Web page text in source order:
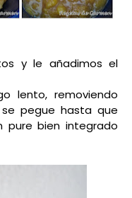
y le añadimos el
lento, removiendo
pegue hasta que
pure bien integrado